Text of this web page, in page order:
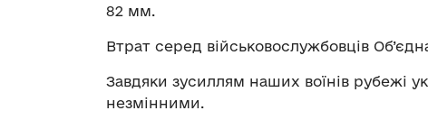
82 мм.
Втрат серед військовослужбовців
Завдяки зусиллям наших воїнів рубежі
незмінними.